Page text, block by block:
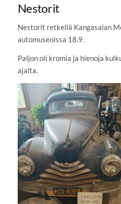
Nestorit
Nestorit retkellä Kangasalan
automuseoissa 18.9.
Paljon oli kromia ja hienoja
ajalta.